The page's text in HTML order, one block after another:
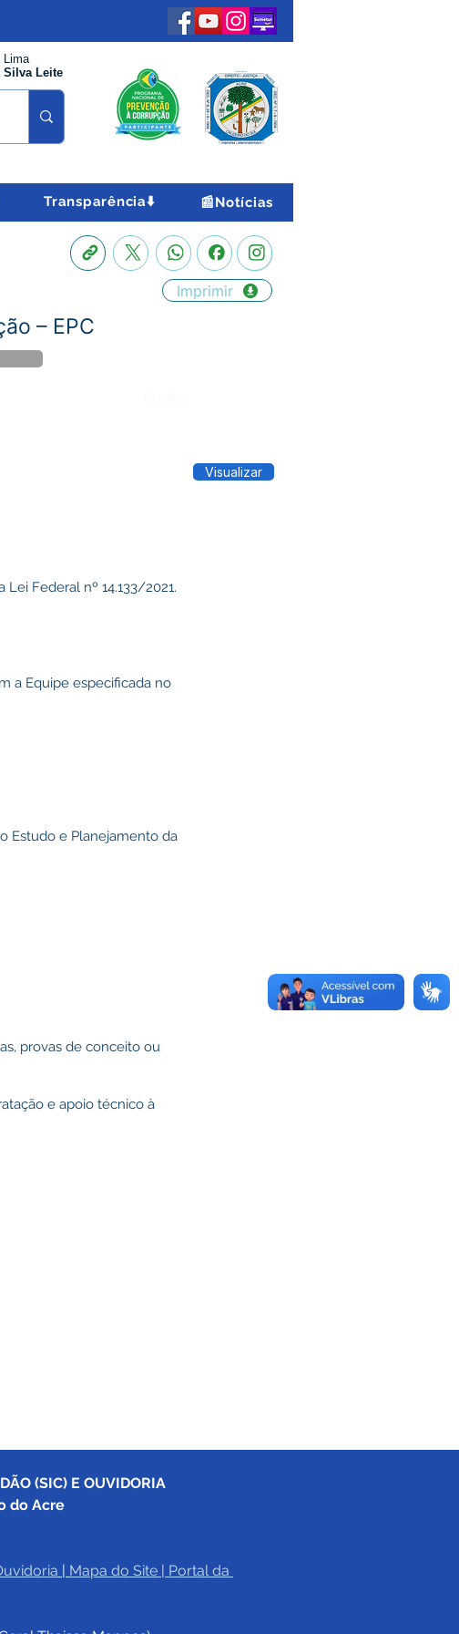
Lima
Silva Leite
Transparência⬇️ 📰Notícias
Imprimir
– EPC
Federal nº 14.133/2021.
a Equipe especificada no
Estudo e Planejamento da
provas de conceito ou
e apoio técnico à
Visualizar
(SIC) E OUVIDORIA
do Acre
| Mapa do Site | Portal da